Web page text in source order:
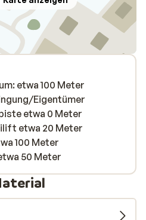
etwa 100 Meter
Eigentümer
etwa 0 Meter
etwa 20 Meter
100 Meter
50 Meter